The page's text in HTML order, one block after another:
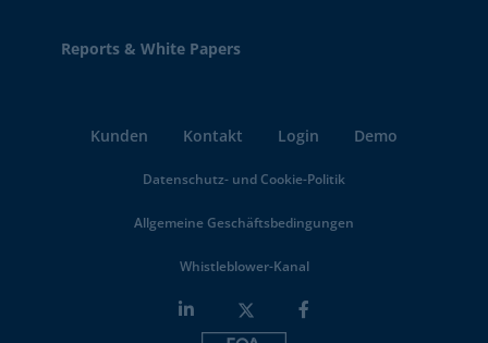
Reports & White Papers
Kunden Kontakt Login Demo
Datenschutz- und Cookie-Politik
Allgemeine Geschäftsbedingungen
Whistleblower-Kanal